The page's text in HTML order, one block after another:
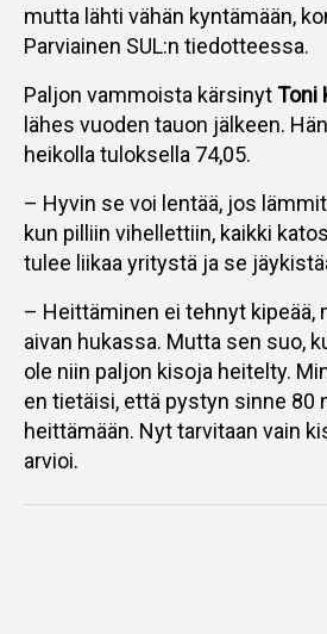
mutta lähti vähän kyntämään,
Parviainen SUL:n tiedotteessa.
Paljon vammoista kärsinytToni
lähes vuoden tauon jälkeen.
heikolla tuloksella 74,05.
– Hyvin se voi lentää, jos
kun pilliin vihellettiin, kaikki
tulee liikaa yritystä ja se
– Heittäminen ei tehnyt kipeää,
aivan hukassa. Mutta sen suo,
ole niin paljon kisoja heitelty.
en tietäisi, että pystyn sinne 80
heittämään. Nyt tarvitaan vain
arvioi.